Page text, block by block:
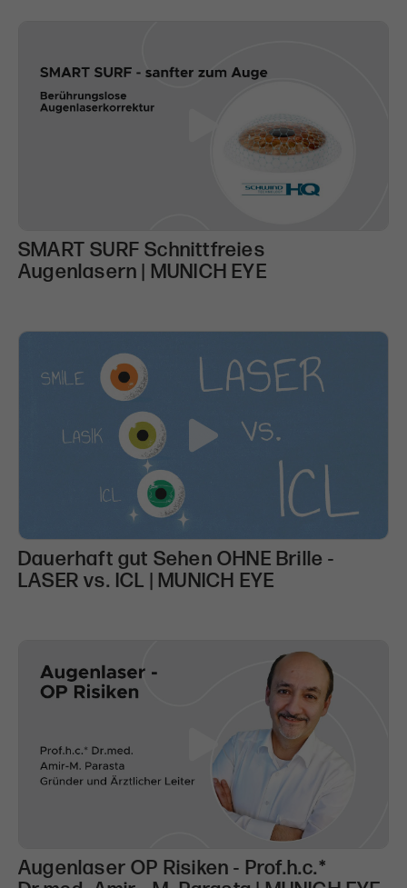
SMART SURF Schnittfreies
Augenlasern | MUNICH EYE
Dauerhaft gut Sehen OHNE Brille -
LASER vs. ICL | MUNICH EYE
Augenlaser OP Risiken - Prof.h.c.*